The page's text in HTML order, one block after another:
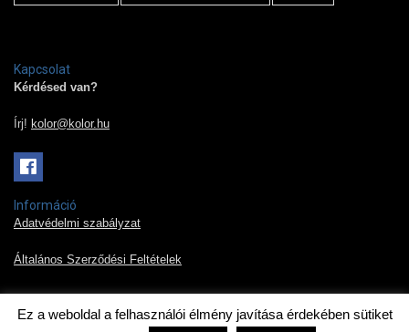
Kapcsolat
Kérdésed van?
Írj! kolor@kolor.hu
Információ
Adatvédelmi szabályzat
Általános Szerződési Feltételek
Ez a weboldal a felhasználói élmény javítása érdekében sütiket